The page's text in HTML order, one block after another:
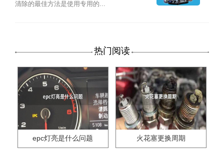
清除的最佳方法是使用专用的...
热门阅读
epc灯亮是什么问题 火花塞更换周期